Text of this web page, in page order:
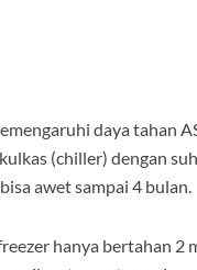
daya tahan
(chiller) dengan
awet sampai 4 bulan.
hanya bertahan